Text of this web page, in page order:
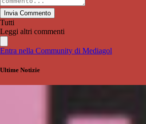
Invia Commento
Tutti
Leggi altri commenti
Entra nella Community di Mediagol
Ultime Notizie